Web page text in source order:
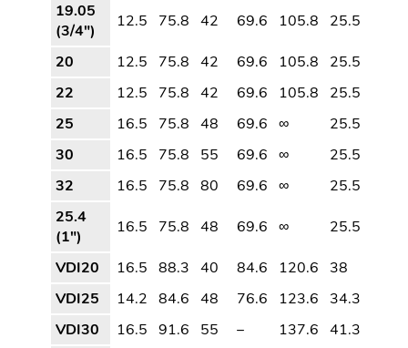
19.05
(3/4″)
12.5 75.8 42 69.6 105.8 25.5
20 12.5 75.8 42 69.6 105.8
25.5
22
12.5 75.8 42 69.6 105.8
25.5
25
16.5 75.8 48 69.6 ∞
25.5
30
16.5 75.8 55 69.6 ∞
25.5
32
16.5 75.8 80 69.6 ∞
25.5
25.4
(1″)
16.5 75.8 48 69.6 ∞ 25.5
VDI20 16.5 88.3 40 84.6 120.6
38
VDI25
14.2 84.6 48 76.6 123.6
34.3
VDI30
16.5 91.6 55 – 137.6
41.3